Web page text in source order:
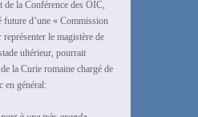
de la Conférence des OIC,
future d’une « Commission
le magistère de
ultérieur, pourrait
la Curie romaine chargé de
en général: